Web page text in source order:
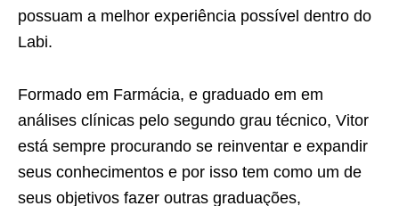
possuam a melhor experiência possível dentro do
Labi.
Formado em Farmácia, e graduado em em
análises clínicas pelo segundo grau técnico, Vitor
está sempre procurando se reinventar e expandir
seus conhecimentos e por isso tem como um de
seus objetivos fazer outras graduações,